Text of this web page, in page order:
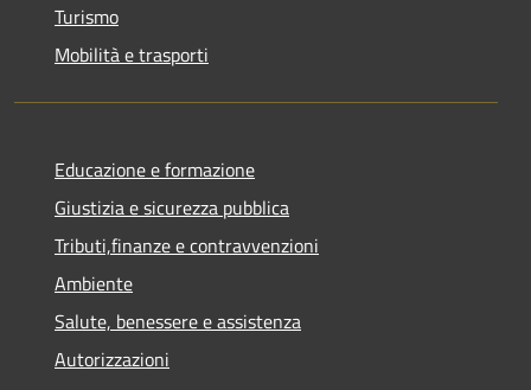
Turismo
Mobilità e trasporti
Educazione e formazione
Giustizia e sicurezza pubblica
Tributi,finanze e contravvenzioni
Ambiente
Salute, benessere e assistenza
Autorizzazioni